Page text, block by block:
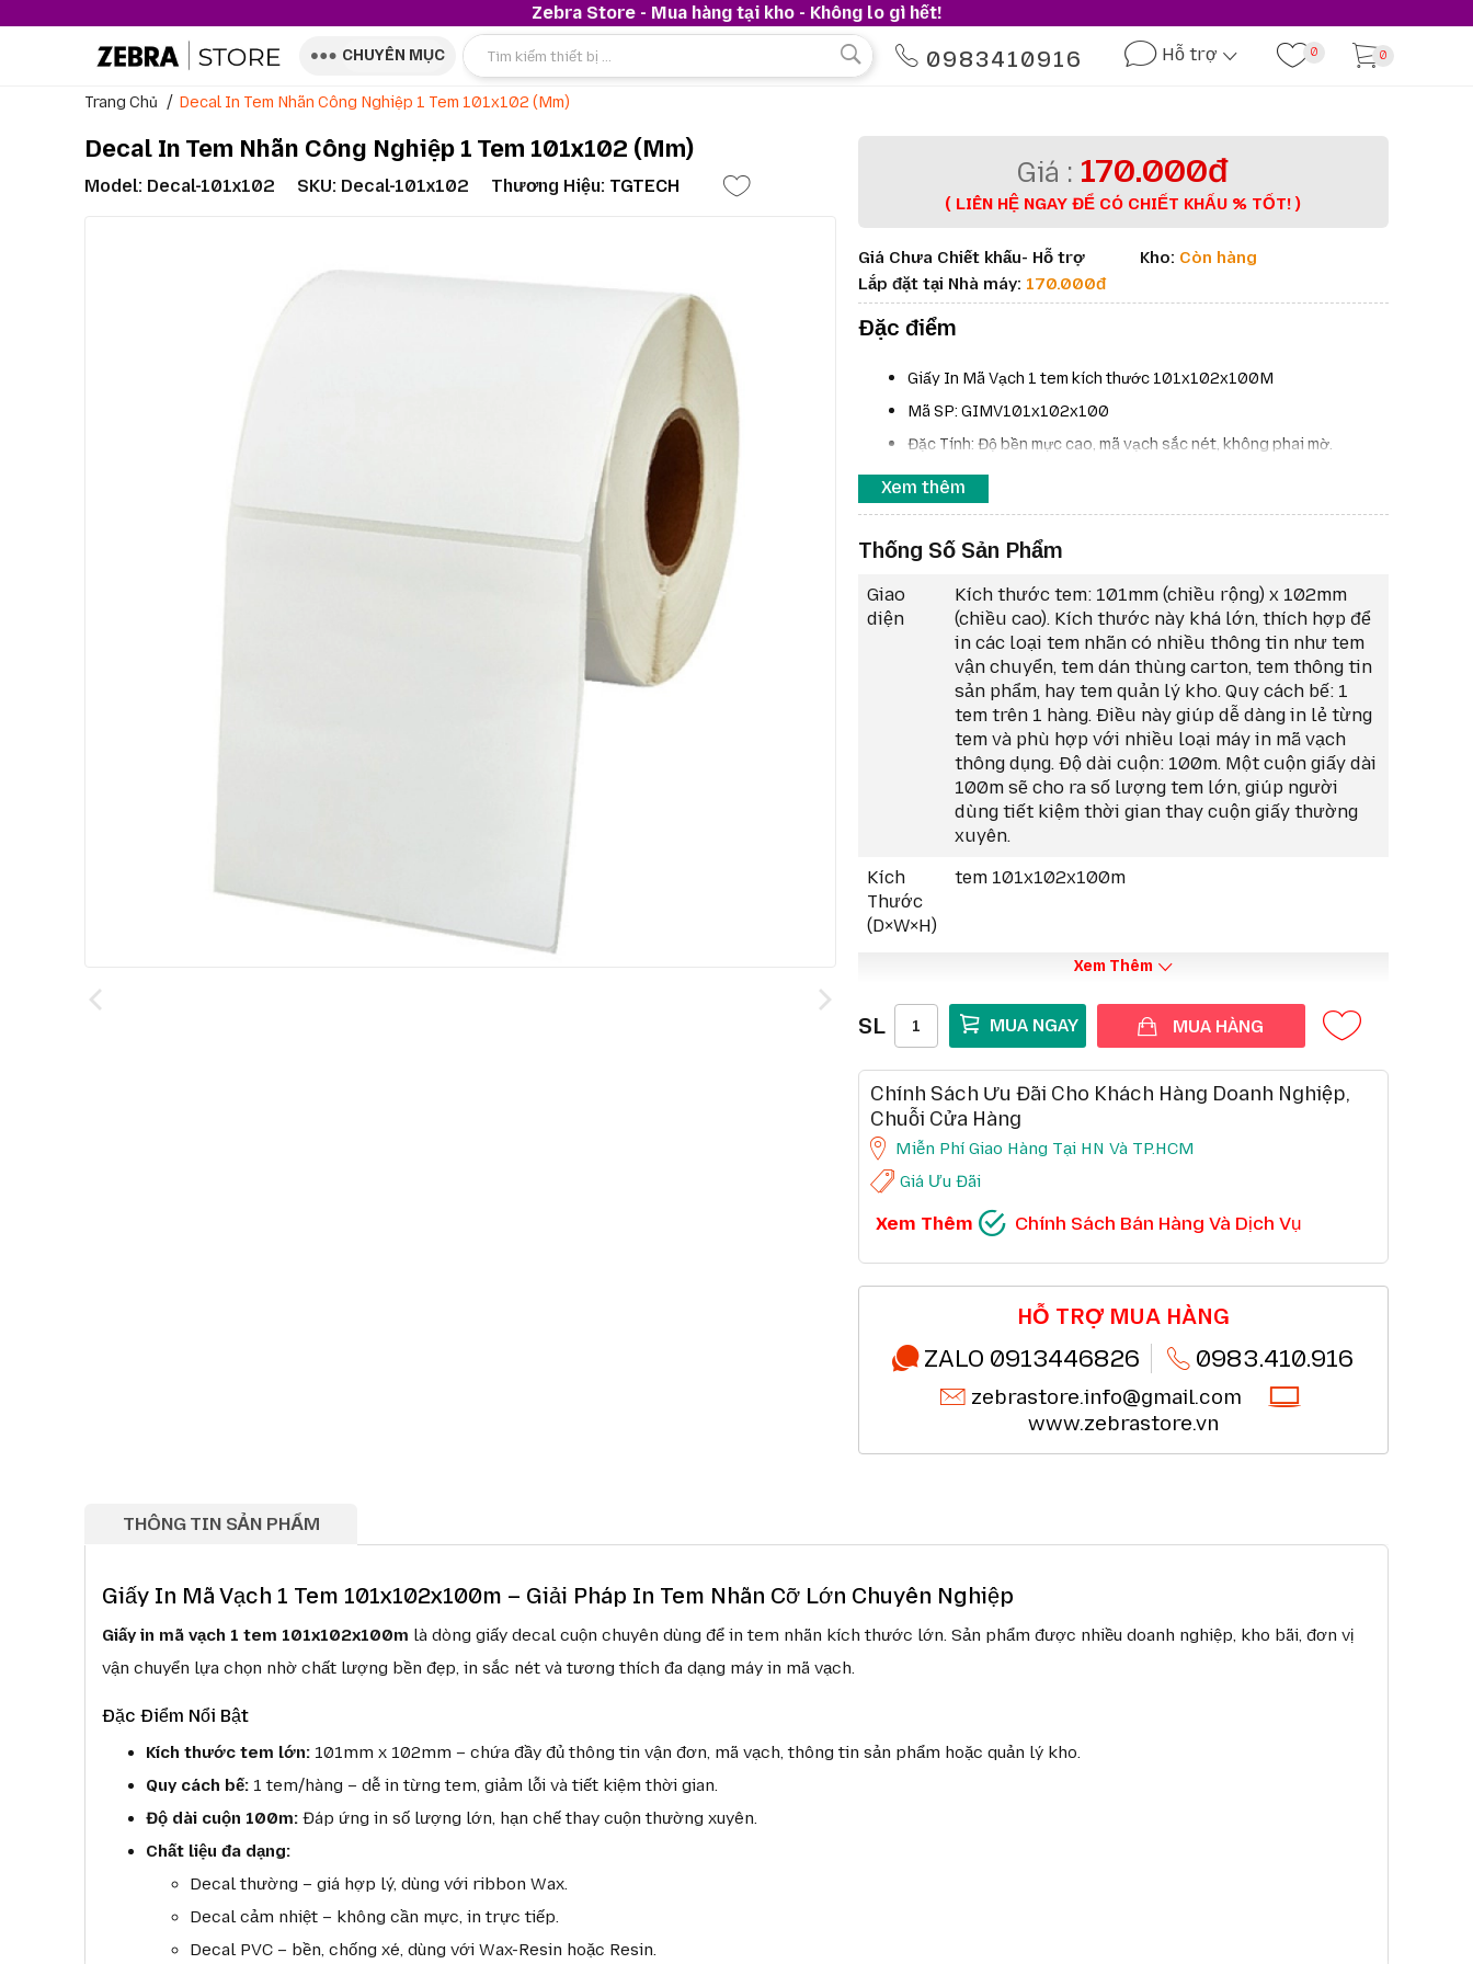
Zebra Store - Mua hàng tại kho - Không lo gì hết!
CHUYÊN MỤC 0983410916 Hỗ trợ 0 0
Trang Chủ Decal In Tem Nhãn Công Nghiệp 1 Tem 101x102 (mm)
Decal In Tem Nhãn Công Nghiệp 1 Tem 101x102 (mm)
Model: Decal-101x102 SKU: Decal-101x102 Thương Hiệu: TGTECH 170.000đ
( LIÊN HỆ NGAY ĐỂ CÓ CHIẾT KHẤU % TỐT! )
Giá Chưa Chiết khấu- Hỗ trợ
Lắp đặt tại Nhà máy: 170.000đ
Kho: Còn hàng
Đặc điểm
Giấy In Mã Vạch 1 tem kích thước 101x102x100M
Mã SP: GIMV101x102x100
Đặc Tính: Độ bền mực cao, mã vạch sắc nét, không phai mờ.
Ứng Dụng: Quản lý hàng hóa, kiểm kê sản phẩm trong bán lẻ, kho
bãi, vận chuyển.
Xem thêm
Thống Số Sản Phẩm
Giao
diện
Kích thước tem: 101mm (chiều rộng) x 102mm
(chiều cao). Kích thước này khá lớn, thích hợp để
in các loại tem nhãn có nhiều thông tin như tem
vận chuyển, tem dán thùng carton, tem thông tin
sản phẩm, hay tem quản lý kho. Quy cách bế: 1
tem trên 1 hàng. Điều này giúp dễ dàng in lẻ từng
tem và phù hợp với nhiều loại máy in mã vạch
thông dụng. Độ dài cuộn: 100m. Một cuộn giấy dài
100m sẽ cho ra số lượng tem lớn, giúp người
dùng tiết kiệm thời gian thay cuộn giấy thường
xuyên.
Kích
Thước
(D×W×H)
tem 101x102x100m
Xem Thêm
SL MUA HÀNG
Chính Sách Ưu Đãi Cho Khách Hàng Doanh Nghiệp,
Chuỗi Cửa Hàng
Miễn Phí Giao Hàng Tại HN Và TP.HCM
Giá Ưu Đãi
CHÍNH SÁCH BÁN HÀNG VÀ DỊCH VỤ
Ưu đãi chuỗi cửa hàng, siêu thị
Ưu đãi khách hàng doanh nghiệp cả FDI Chi tiết
Mua online - giao hàng nhanh chóng (*) Chi tiết
Chất lượng sản phẩm chính hãng CO,CQ (*)
Thanh toán chuyển khoản QRcode (*)
Chi tiết
Xem Thêm Chính Sách Bán Hàng Và Dịch Vụ
HỖ TRỢ MUA HÀNG
ZALO 0913446826 0983.410.916
zebrastore.info@gmail.com
www.zebrastore.vn
THÔNG TIN SẢN PHẨM
Giấy In Mã Vạch 1 Tem 101x102x100m – Giải Pháp In Tem Nhãn Cỡ Lớn Chuyên Nghiệp
Giấy in mã vạch 1 tem 101x102x100m là dòng giấy decal cuộn chuyên dùng để in tem nhãn kích thước lớn. Sản phẩm được nhiều doanh nghiệp, kho bãi, đơn vị
vận chuyển lựa chọn nhờ chất lượng bền đẹp, in sắc nét và tương thích đa dạng máy in mã vạch.
Đặc Điểm Nổi Bật
Kích thước tem lớn: 101mm x 102mm – chứa đầy đủ thông tin vận đơn, mã vạch, thông tin sản phẩm hoặc quản lý kho.
Quy cách bế: 1 tem/hàng – dễ in từng tem, giảm lỗi và tiết kiệm thời gian.
Độ dài cuộn 100m: Đáp ứng in số lượng lớn, hạn chế thay cuộn thường xuyên.
Chất liệu đa dạng:
Decal thường – giá hợp lý, dùng với ribbon Wax.
Decal cảm nhiệt – không cần mực, in trực tiếp.
Decal PVC – bền, chống xé, dùng với Wax-Resin hoặc Resin.